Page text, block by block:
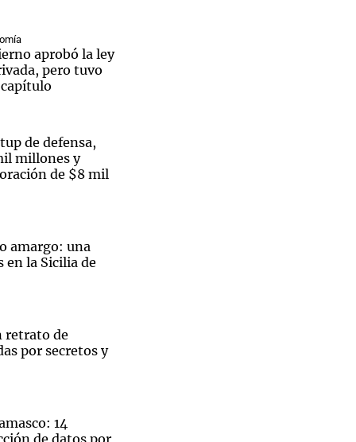
aprobó la ley
pero tuvo
de defensa,
millones y
de $8 mil
amargo: una
en la Sicilia de
retrato de
por secretos y
14
de datos por